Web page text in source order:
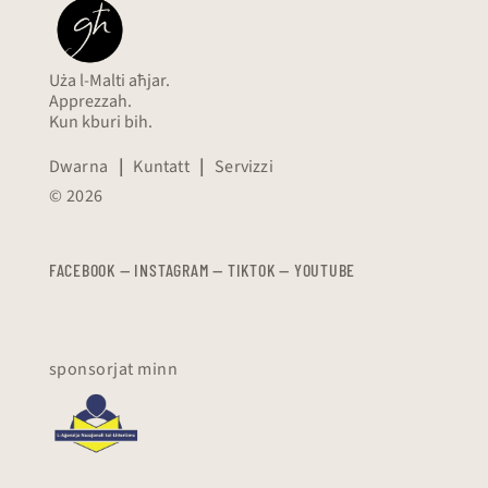
Uża l-Malti aħjar.
Apprezzah.
Kun kburi bih.
Dwarna | Kuntatt | Servizzi
© 2026
FACEBOOK — INSTAGRAM — TIKTOK — YOUTUBE
sponsorjat minn